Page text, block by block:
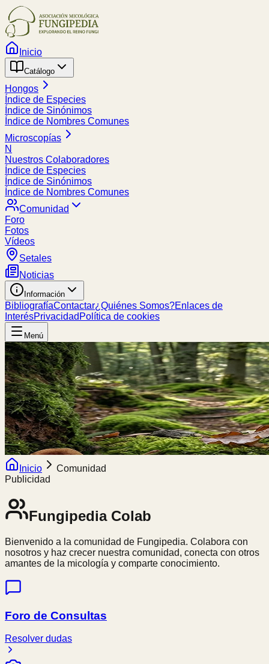
Inicio
Catálogo
Hongos
Índice de Especies
Índice de Sinónimos
Índice de Nombres Comunes
Microscopías
N
Nuestros Colaboradores
Índice de Especies
Índice de Sinónimos
Índice de Nombres Comunes
Comunidad
Foro
Fotos
Vídeos
Setales
Noticias
Información
BibliografíaContactar¿Quiénes Somos?Enlaces de
InterésPrivacidad Política de cookies
Menú
Inicio
Comunidad
Publicidad
FungipediaColab
Bienvenido a la comunidad de Fungipedia. Colabora con
nosotros y haz crecer nuestra comunidad, conecta con otros
amantes de la micología y comparte conocimiento.
Foro de Consultas
Resolver dudas